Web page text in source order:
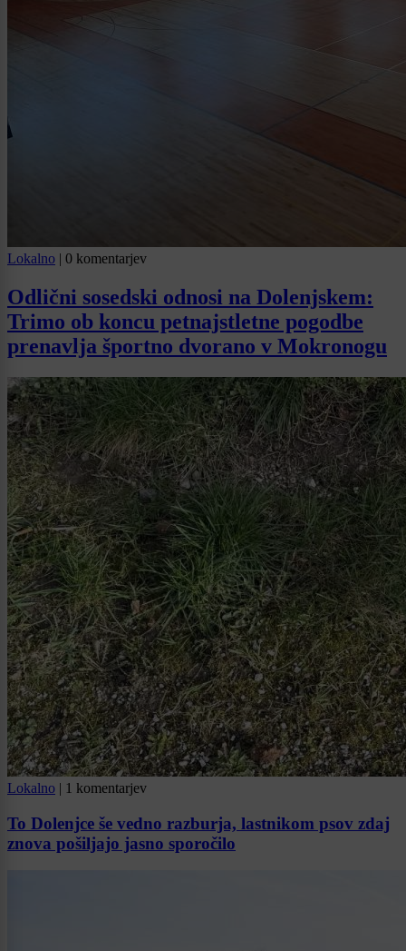
Lokalno | 0 komentarjev
Odlični sosedski odnosi na Dolenjskem:
Trimo ob koncu petnajstletne pogodbe
prenavlja športno dvorano v Mokronogu
Lokalno | 1 komentarjev
To Dolenjce še vedno razburja, lastnikom psov zdaj
znova pošiljajo jasno sporočilo